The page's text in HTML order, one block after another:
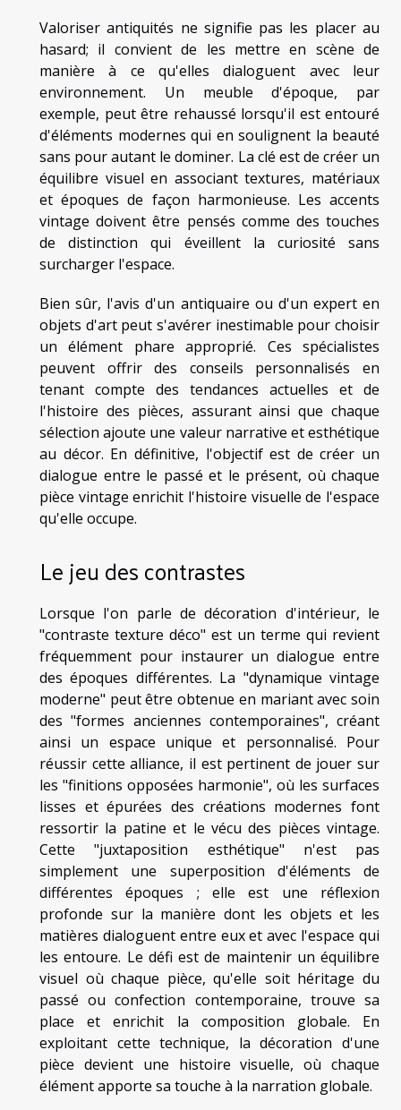
Valoriser antiquités ne signifie pas les placer au
hasard; il convient de les mettre en scène de
manière à ce qu'elles dialoguent avec leur
environnement. Un meuble d'époque, par
exemple, peut être rehaussé lorsqu'il est entouré
d'éléments modernes qui en soulignent la beauté
sans pour autant le dominer. La clé est de créer un
équilibre visuel en associant textures, matériaux
et époques de façon harmonieuse. Les accents
vintage doivent être pensés comme des touches
de distinction qui éveillent la curiosité sans
surcharger l'espace.
Bien sûr, l'avis d'un antiquaire ou d'un expert en
objets d'art peut s'avérer inestimable pour choisir
un élément phare approprié. Ces spécialistes
peuvent offrir des conseils personnalisés en
tenant compte des tendances actuelles et de
l'histoire des pièces, assurant ainsi que chaque
sélection ajoute une valeur narrative et esthétique
au décor. En définitive, l'objectif est de créer un
dialogue entre le passé et le présent, où chaque
pièce vintage enrichit l'histoire visuelle de l'espace
qu'elle occupe.
Le jeu des contrastes
Lorsque l'on parle de décoration d'intérieur, le
"contraste texture déco" est un terme qui revient
fréquemment pour instaurer un dialogue entre
des époques différentes. La "dynamique vintage
moderne" peut être obtenue en mariant avec soin
des "formes anciennes contemporaines", créant
ainsi un espace unique et personnalisé. Pour
réussir cette alliance, il est pertinent de jouer sur
les "finitions opposées harmonie", où les surfaces
lisses et épurées des créations modernes font
ressortir la patine et le vécu des pièces vintage.
Cette "juxtaposition esthétique" n'est pas
simplement une superposition d'éléments de
différentes époques ; elle est une réflexion
profonde sur la manière dont les objets et les
matières dialoguent entre eux et avec l'espace qui
les entoure. Le défi est de maintenir un équilibre
visuel où chaque pièce, qu'elle soit héritage du
passé ou confection contemporaine, trouve sa
place et enrichit la composition globale. En
exploitant cette technique, la décoration d'une
pièce devient une histoire visuelle, où chaque
élément apporte sa touche à la narration globale.